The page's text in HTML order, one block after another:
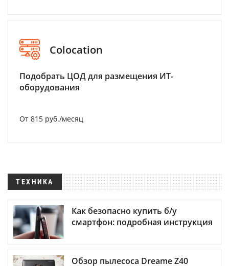
Colocation
Подобрать ЦОД для размещения ИТ-
оборудования
От 815 руб./месяц
ТЕХНИКА
Как безопасно купить б/у
смартфон: подробная инструкция
Обзор пылесоса Dreame Z40